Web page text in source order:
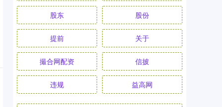
股东 股份
提前 关于
撮合网配资 信披
违规 益高网